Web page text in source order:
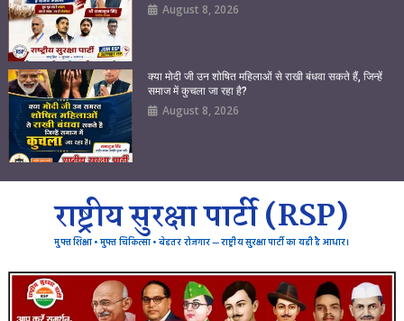
August 8, 2026
क्या मोदी जी उन शोषित महिलाओं से राखी बंधवा सकते हैं, जिन्हें
समाज में कुचला जा रहा है?
August 8, 2026
राष्ट्रीय सुरक्षा पार्टी (RSP)
मुफ्त शिक्षा • मुफ्त चिकित्सा • बेहतर रोजगार — राष्ट्रीय सुरक्षा पार्टी का यही है आधार।